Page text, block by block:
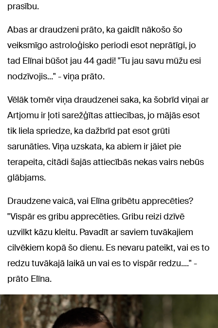
prasību.
Abas ar draudzeni prāto, ka gaidīt nākošo šo
veiksmīgo astroloģisko periodi esot neprātīgi, jo
tad Elīnai būšot jau 44 gadi! "Tu jau savu mūžu esi
nodzīvojis..." - viņa prāto.
Vēlāk tomēr viņa draudzenei saka, ka šobrīd viņai ar
Artjomu ir ļoti sarežģītas attiecības, jo mājās esot
tik liela spriedze, ka dažbrīd pat esot grūti
sarunāties. Viņa uzskata, ka abiem ir jāiet pie
terapeita, citādi šajās attiecībās nekas vairs nebūs
glābjams.
Draudzene vaicā, vai Elīna gribētu apprecēties?
"Vispār es gribu apprecēties. Gribu reizi dzīvē
uzvilkt kāzu kleitu. Pavadīt ar saviem tuvākajiem
cilvēkiem kopā šo dienu. Es nevaru pateikt, vai es to
redzu tuvākajā laikā un vai es to vispār redzu...." -
prāto Elīna.